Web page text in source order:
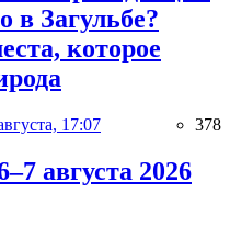
в Загульбе?
которое
17:07 378
августа 2026